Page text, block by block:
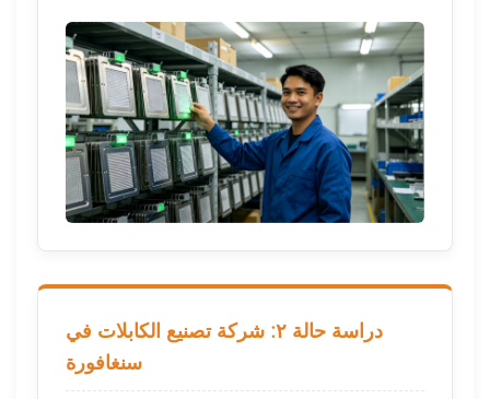
دراسة حالة ٢: شركة تصنيع الكابلات في
سنغافورة